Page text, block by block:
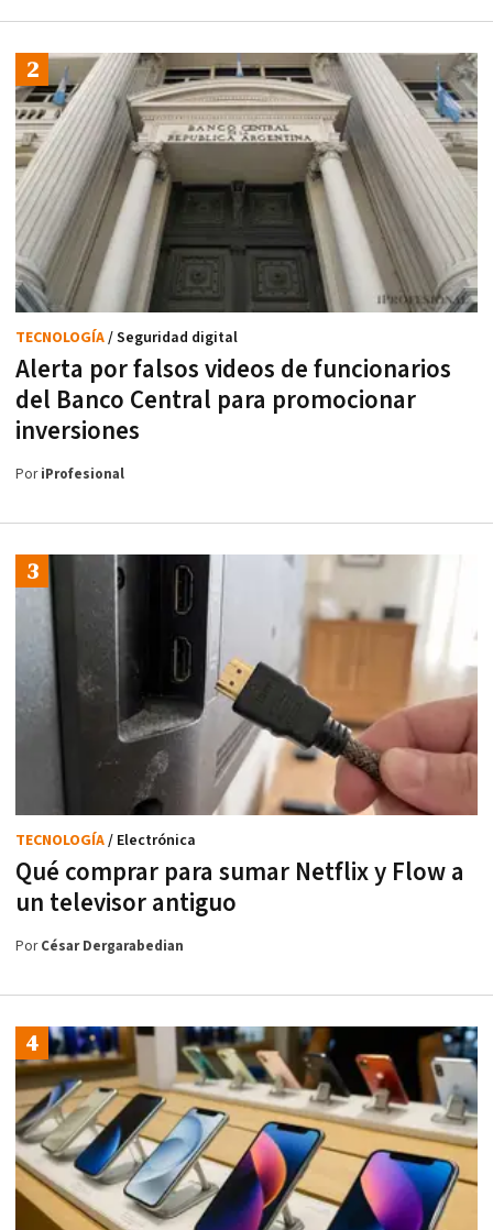
Alerta por falsos videos de funcionarios
del Banco Central para promocionar
inversiones
TECNOLOGÍA/ Seguridad digital
PoriProfesional
Qué comprar para sumar Netflix y Flow a
un televisor antiguo
TECNOLOGÍA/ Electrónica
PorCésar Dergarabedian